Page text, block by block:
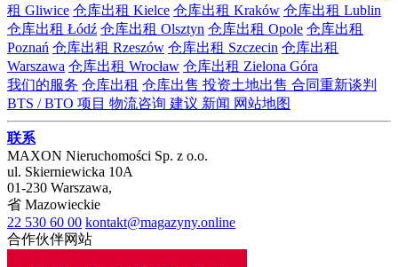
租 Gliwice 仓库出租 Kielce 仓库出租 Kraków 仓库出租 Lublin
仓库出租 Łódź 仓库出租 Olsztyn 仓库出租 Opole 仓库出租
Poznań 仓库出租 Rzeszów 仓库出租 Szczecin 仓库出租
Warszawa 仓库出租 Wrocław 仓库出租 Zielona Góra
我们的服务 仓库出租 仓库出售 投资土地出售 合同重新谈判
BTS / BTO 项目 物流咨询 建议 新闻 网站地图
联系
MAXON Nieruchomości Sp. z o.o.
ul. Skierniewicka 10A
01-230 Warszawa,
省 Mazowieckie
22 530 60 00 kontakt@magazyny.online
合作伙伴网站